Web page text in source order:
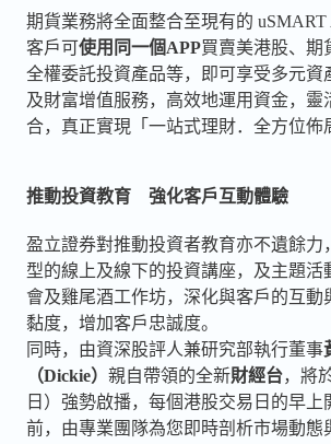
期貨業務將全面整合至現有的 uSMART
客戶可使用同一個APP買賣美港股、期
全權委託投資產品等，即可享受多元資
及財富增值服務，高效地運用資金，靈
合，真正實現「一站式理財．全方位佈
推動投資教育 強化客戶互動體驗
盈立證券對推動投資者教育亦不遺餘力
型的線上及線下的投資講座，及主題活
會及雞尾酒工作坊，深化與客戶的互動
黏度，增加客戶忠誠度。
同時，由資深股評人兼研究部執行董事
（Dickie） 親自帶領的全新財經台，將
日）強勢啟播，每個港股交易日的早上
前，由專業團隊為您即時剖析市場動態